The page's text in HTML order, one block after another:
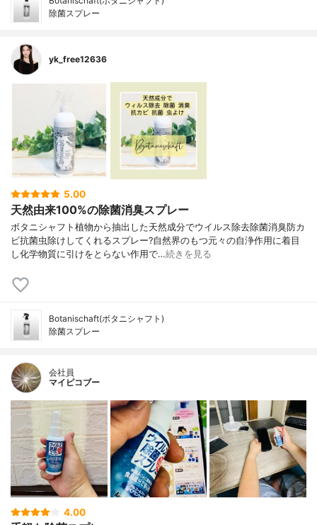
除菌スプレー
yk_free12636
5.00
天然由来100%の除菌消臭スプレー
ボタニシャフト植物から抽出した天然成分でウイルス除去除菌消臭防カ
ビ抗菌虫除けしてくれるスプレー?自然界のもつ元々の自浄作用に着目
し化学物質に引けをとらない作用で…続きを見る
Botanischaft(ボタニシャフト)
除菌スプレー
会社員
マイピコブー
4.00